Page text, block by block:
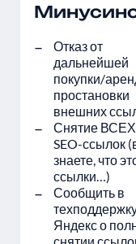
Отказ от
дальнейшей
покупки/
простановки
внешних
Снятие ВСЕХ
SEO-ссылок
знаете, что
ссылки…)
Сообщить в
Яндекс о